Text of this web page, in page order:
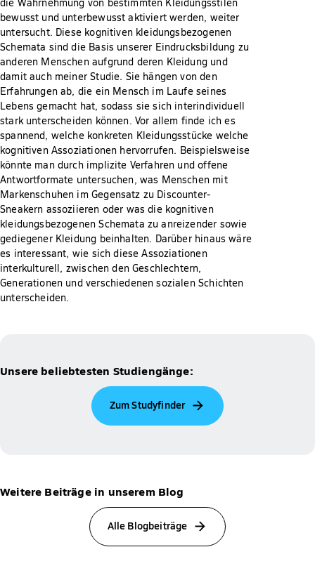
bewusst und unterbewusst aktiviert werden, weiter
untersucht. Diese kognitiven kleidungsbezogenen
Schemata sind die Basis unserer Eindrucksbildung zu
anderen Menschen aufgrund deren Kleidung und
damit auch meiner Studie. Sie hängen von den
Erfahrungen ab, die ein Mensch im Laufe seines
Lebens gemacht hat, sodass sie sich interindividuell
stark unterscheiden können. Vor allem finde ich es
spannend, welche konkreten Kleidungsstücke welche
kognitiven Assoziationen hervorrufen. Beispielsweise
könnte man durch implizite Verfahren und offene
Antwortformate untersuchen, was Menschen mit
Markenschuhen im Gegensatz zu Discounter-
Sneakern assoziieren oder was die kognitiven
kleidungsbezogenen Schemata zu anreizender sowie
gediegener Kleidung beinhalten. Darüber hinaus wäre
es interessant, wie sich diese Assoziationen
interkulturell, zwischen den Geschlechtern,
Generationen und verschiedenen sozialen Schichten
unterscheiden.
Unsere beliebtesten Studiengänge:
Zum Studyfinder
Weitere Beiträge in unserem Blog
Alle Blogbeiträge